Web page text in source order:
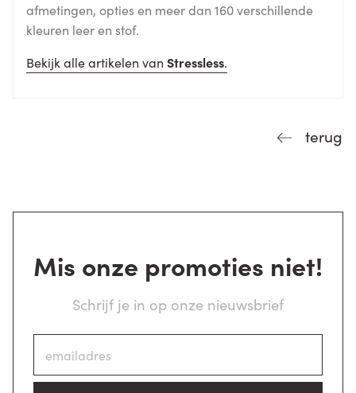
afmetingen, opties en meer dan 160 verschillende
kleuren leer en stof.
Bekijk alle artikelen van Stressless.
terug
Mis onze promoties niet!
Schrijf je in op onze nieuwsbrief